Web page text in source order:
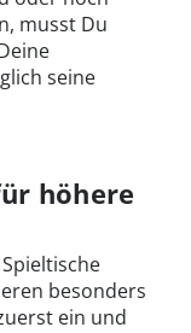
musst Du
seine
höhere
besonders
ein und